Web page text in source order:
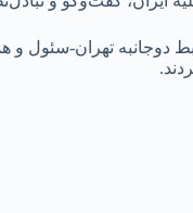
تهران-سئول و